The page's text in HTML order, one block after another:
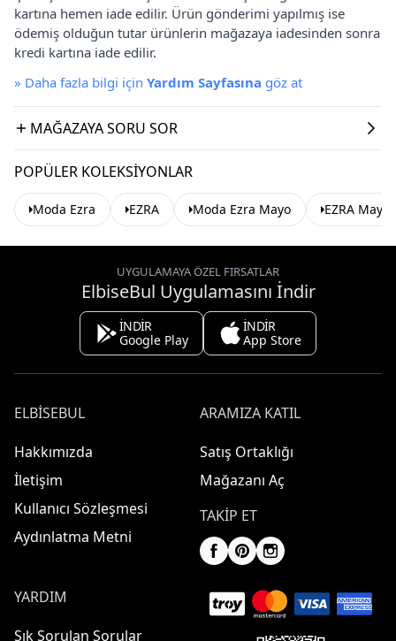
kartına hemen iade edilir. Ürün gönderimi yapılmış ise
ödemiş olduğun tutar ürünlerin mağazaya iadesinden sonra
kredi kartına iade edilir.
» Daha fazla bilgi için Yardım Sayfasına göz at
MAĞAZAYA SORU SOR
POPÜLER KOLEKSIYONLAR
Moda Ezra EZRA Moda Ezra Mayo EZRA Mayo
UYGULAMAYA ÖZEL FIRSATLAR
ElbiseBul Uygulamasını İndir
İNDİR
Google Play
İNDİR
App Store
ELBISEBUL
Hakkımızda
İletişim
Kullanıcı Sözleşmesi
Aydınlatma Metni
ARAMIZA KATIL
Satış Ortaklığı
Mağazanı Aç
TAKIP ET
YARDIM
Sık Sorulan Sorular